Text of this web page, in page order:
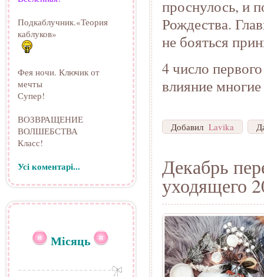
проснулось, и
Рождества.
не бояться
4 число
влияние
Добавил Lavika
Декабрь
уходящего
Подкаблучник.«Теория
каблуков»
Фея ночи. Ключик от
мечты
Супер!
ВОЗВРАЩЕНИЕ
ВОЛШЕБСТВА
Класс!
Усі коментарі...
Місяць